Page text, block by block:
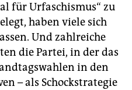
für Urfaschismus“ zu
haben viele sich
Und zahlreiche
die Partei, in der das
in den
– als Schockstrategie